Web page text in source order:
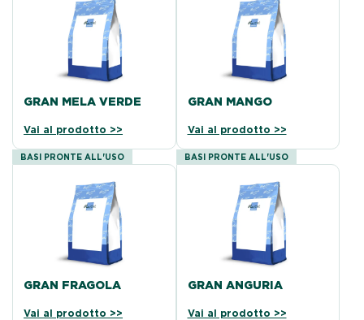
GRAN MELA VERDE
Vai al prodotto >>
GRAN MANGO
Vai al prodotto >>
BASI PRONTE ALL'USO
GRAN FRAGOLA
Vai al prodotto >>
BASI PRONTE ALL'USO
GRAN ANGURIA
Vai al prodotto >>